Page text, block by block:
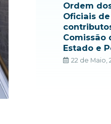
Ordem
Oficiais
Comissão
Estado e
22 de Maio,